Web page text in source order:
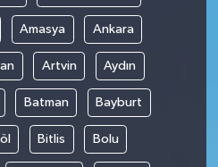
Amasya Ankara
Artvin Aydın
Batman Bayburt
Bitlis Bolu